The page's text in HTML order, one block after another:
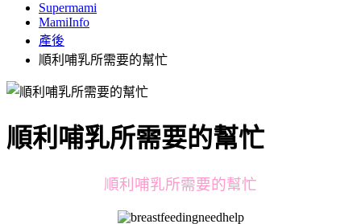
Supermami
MamiInfo
產後
順利哺乳所需要的幫忙
順利哺乳所需要的幫忙
順利哺乳所需要的幫忙